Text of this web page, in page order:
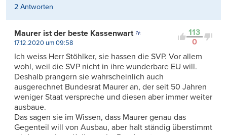
2 Antworten
113
0
Maurer ist der beste Kassenwart
17.12.2020 um 09:58
Ich weiss Herr Stöhlker, sie hassen die SVP. Vor allem
wohl, weil die SVP nicht in ihre wunderbare EU will.
Deshalb prangern sie wahrscheinlich auch
ausgerechnet Bundesrat Maurer an, der seit 50 Jahren
weniger Staat verspreche und diesen aber immer weiter
ausbaue.
Das sagen sie im Wissen, dass Maurer genau das
Gegenteil will von Ausbau, aber halt ständig überstimmt